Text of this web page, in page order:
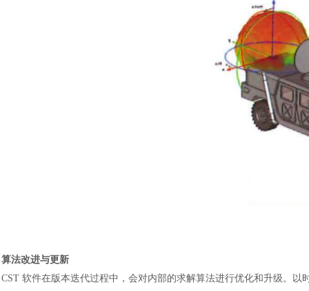
算法改进与更新
CST 软件在版本迭代过程中，会对内部的求解算法进行优化和升级。